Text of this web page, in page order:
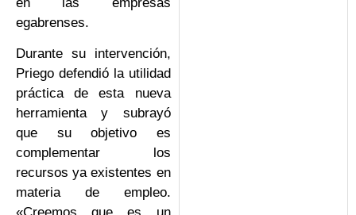
egabrenses.
Durante su intervención,
Priego defendió la utilidad
práctica de esta nueva
herramienta y subrayó
que su objetivo es
complementar los
recursos ya existentes en
materia de empleo.